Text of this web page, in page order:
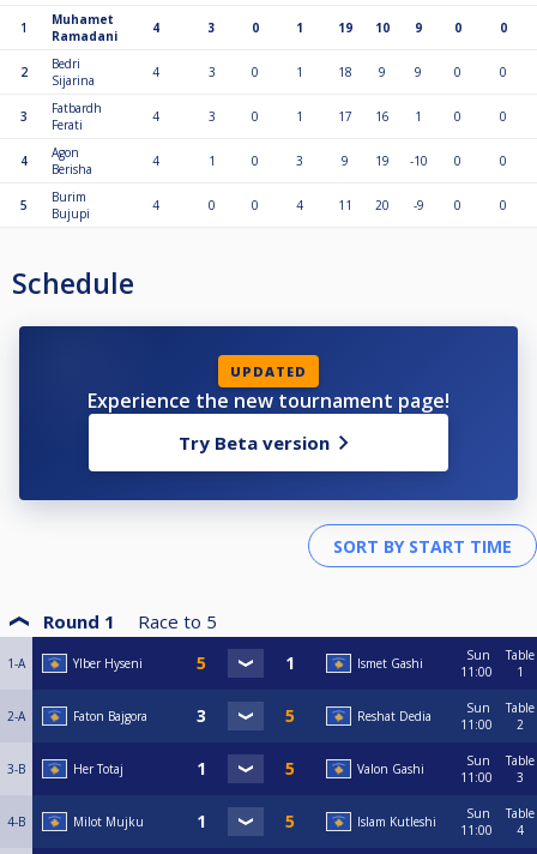
1
Muhamet
Ramadani
4 3 0 1 19 10 9 0 0
2
Bedri
Sijarina
4 3 0 1 18 9 9 0 0
3
Fatbardh
Ferati
4 3 0 1 17 16 1 0 0
4
Agon
Berisha
4 1 0 3 9 19 -10 0 0
5
Burim
Bujupi
4 0 0 4 11 20 -9 0 0
Schedule
UPDATED
Experience the new tournament page!
Try Beta version
Round 1 Race to 5
1-A Ylber Hyseni Ismet Gashi
Sun
11:00
Table
1
2-A Faton Bajgora Reshat Dedia
Sun
11:00
Table
2
3-B Her Totaj Valon Gashi
Sun
11:00
Table
3
4-B Milot Mujku Islam Kutleshi
Sun
11:00
Table
4